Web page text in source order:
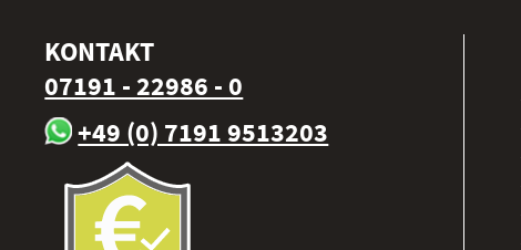
KONTAKT
07191 - 22986 - 0
+49 (0) 7191 9513203